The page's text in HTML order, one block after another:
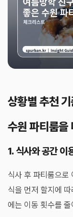
상황별 추천
수원 파티룸을
1. 식사와 공간 이
식사 후 파티룸으로
식을 먼저 할지에
에는 이동 횟수를